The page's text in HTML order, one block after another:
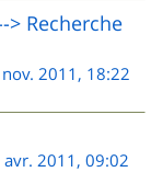
Recherche
2011, 18:22
avr. 2011, 09:02